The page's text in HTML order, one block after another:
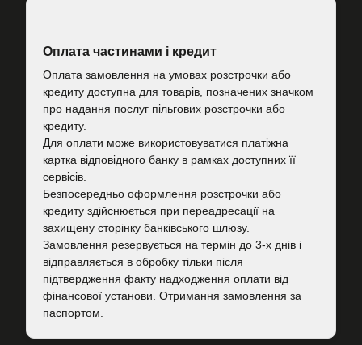
Оплата частинами і кредит
Оплата замовлення на умовах розстрочки або
кредиту доступна для товарів, позначених значком
про надання послуг пільгових розстрочки або
кредиту.
Для оплати може використовуватися платіжна
картка відповідного банку в рамках доступних її
сервісів.
Безпосередньо оформлення розстрочки або
кредиту здійснюється при переадресації на
захищену сторінку банківського шлюзу.
Замовлення резервується на термін до 3-х днів і
відправляється в обробку тільки після
підтвердження факту надходження оплати від
фінансової установи. Отримання замовлення за
паспортом.